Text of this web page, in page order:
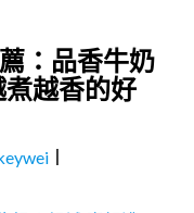
：品香牛奶
越香的好
|